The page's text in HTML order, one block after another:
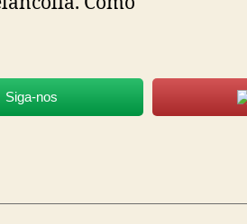
Siga-nos